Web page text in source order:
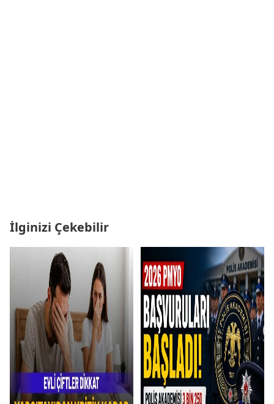
İlginizi Çekebilir